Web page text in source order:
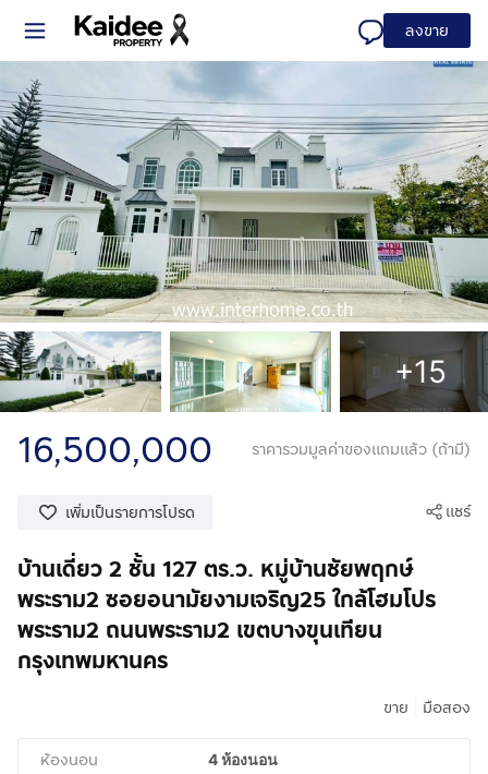
ลงขาย
+15
16,500,000 ราคารวมมูลค่าของแถมแล้ว (ถ้ามี)
เพิ่มเป็นรายการโปรด แชร์
บ้านเดี่ยว 2 ชั้น 127 ตร.ว. หมู่บ้านชัยพฤกษ์
พระราม2 ซอยอนามัยงามเจริญ25 ใกล้โฮมโปร
พระราม2 ถนนพระราม2 เขตบางขุนเทียน
กรุงเทพมหานคร
ขาย มือสอง
ห้องนอน 4 ห้องนอน